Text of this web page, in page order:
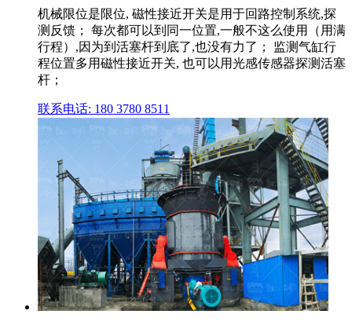
机械限位是限位, 磁性接近开关是用于回路控制系统,探
测反馈； 每次都可以到同一位置,一般不这么使用（用满
行程）,因为到活塞杆到底了,也没有力了； 监测气缸行
程位置多用磁性接近开关, 也可以用光感传感器探测活塞
杆；
联系电话: 180 3780 8511